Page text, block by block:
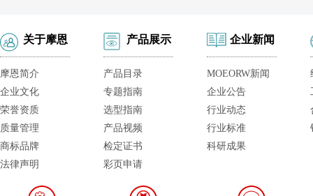
关于摩恩
摩恩简介
企业文化
荣誉资质
质量管理
商标品牌
法律声明
产品展示
产品目录
专题指南
选型指南
产品视频
检定证书
彩页申请
企业新闻
MOEORW新闻
企业公告
行业动态
行业标准
科研成果